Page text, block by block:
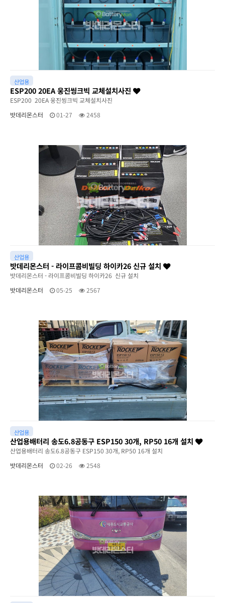
산업용
ESP200 20EA 웅진씽크빅 교체설치사진
ESP200 20EA 웅진씽크빅 교체설치사진
밧데리몬스터
01-27 2458
산업용
밧데리몬스터 - 라이프콤비빌딩 하이카26 신규 설치
밧데리몬스터 - 라이프콤비빌딩 하이카26 신규 설치
밧데리몬스터
05-25 2567
산업용
산업용배터리 송도6.8공동구 ESP150 30개, RP50 16개 설치
산업용배터리 송도6.8공동구 ESP150 30개, RP50 16개 설치
밧데리몬스터
02-26 2548